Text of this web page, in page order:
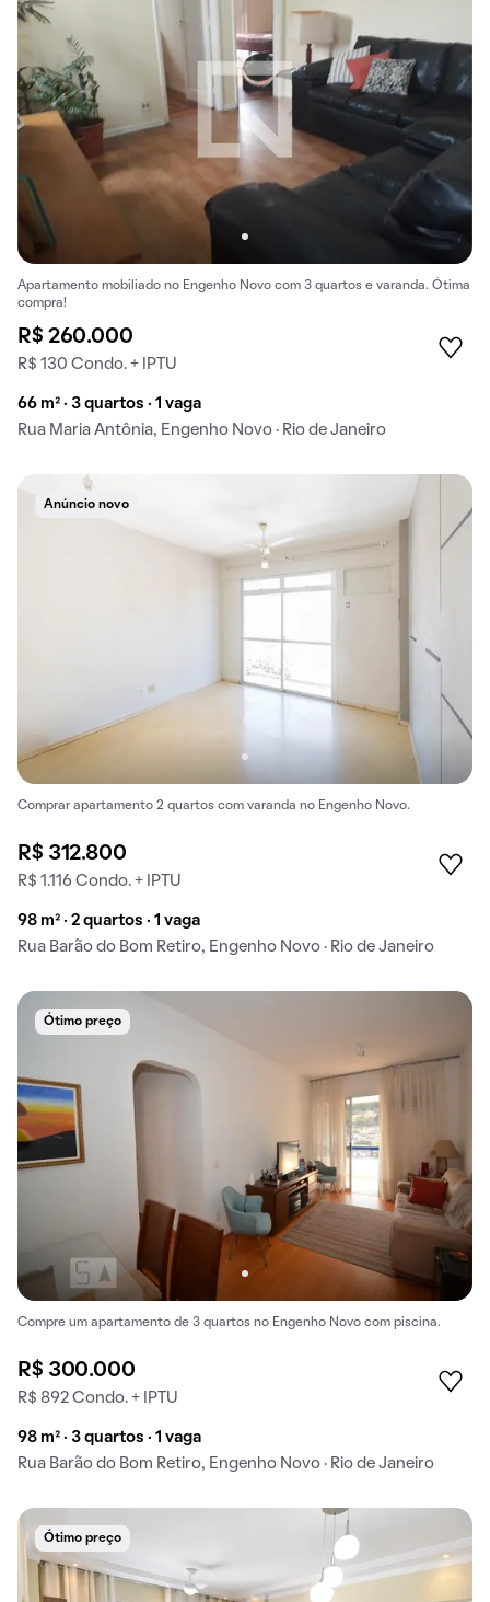
Apartamento mobiliado no Engenho Novo com 3 quartos e varanda. Ótima
compra!
R$ 260.000
R$ 130 Condo. + IPTU
66 m² · 3 quartos · 1 vaga
Rua Maria Antônia, Engenho Novo · Rio de Janeiro
Anúncio novo
Comprar apartamento 2 quartos com varanda no Engenho Novo.
R$ 312.800
R$ 1.116 Condo. + IPTU
98 m² · 2 quartos · 1 vaga
Rua Barão do Bom Retiro, Engenho Novo · Rio de Janeiro
Ótimo preço
Compre um apartamento de 3 quartos no Engenho Novo com piscina.
R$ 300.000
R$ 892 Condo. + IPTU
98 m² · 3 quartos · 1 vaga
Rua Barão do Bom Retiro, Engenho Novo · Rio de Janeiro
Ótimo preço